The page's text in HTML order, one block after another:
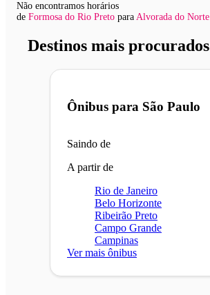
Não encontramos horários
de Formosa do Rio Preto para Alvorada do Norte
Destinos mais procurados
Ônibus para São Paulo
Saindo de
A partir de
Rio de Janeiro
Belo Horizonte
Ribeirão Preto
Campo Grande
Campinas
Ver mais ônibus